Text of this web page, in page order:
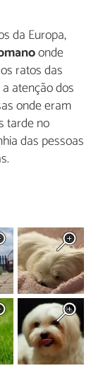
da Europa,
onde
ratos das
atenção dos
onde eram
tarde no
das pessoas